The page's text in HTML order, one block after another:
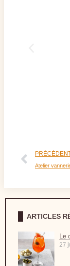
ARTICLES
Le
27